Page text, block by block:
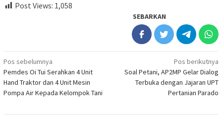
Post Views: 1,058
SEBARKAN
Navigasi
pos
Pos sebelumnya
Pemdes Oi Tui Serahkan 4 Unit
Hand Traktor dan 4 Unit Mesin
Pompa Air Kepada Kelompok Tani
Pos berikutnya
Soal Petani, AP2MP Gelar Dialog
Terbuka dengan Jajaran UPT
Pertanian Parado